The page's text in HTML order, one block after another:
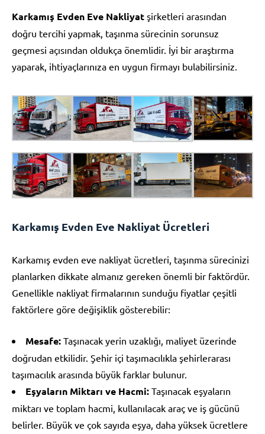
Karkamış Evden Eve Nakliyat şirketleri arasından
doğru tercihi yapmak, taşınma sürecinin sorunsuz
geçmesi açısından oldukça önemlidir. İyi bir araştırma
yaparak, ihtiyaçlarınıza en uygun firmayı bulabilirsiniz.
Karkamış Evden Eve Nakliyat Ücretleri
Karkamış evden eve nakliyat ücretleri, taşınma sürecinizi
planlarken dikkate almanız gereken önemli bir faktördür.
Genellikle nakliyat firmalarının sunduğu fiyatlar çeşitli
faktörlere göre değişiklik gösterebilir:
Mesafe: Taşınacak yerin uzaklığı, maliyet üzerinde
doğrudan etkilidir. Şehir içi taşımacılıkla şehirlerarası
taşımacılık arasında büyük farklar bulunur.
Eşyaların Miktarı ve Hacmi: Taşınacak eşyaların
miktarı ve toplam hacmi, kullanılacak araç ve iş gücünü
belirler. Büyük ve çok sayıda eşya, daha yüksek ücretlere